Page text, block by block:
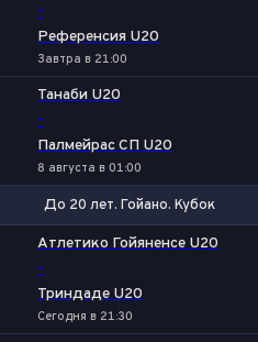
-
Референсия U20
Завтра в 21:00
Танаби U20
-
Палмейрас СП U20
8 августа в 01:00
До 20 лет. Гойано. Кубок
Атлетико Гойяненсе U20
-
Триндаде U20
Сегодня в 21:30